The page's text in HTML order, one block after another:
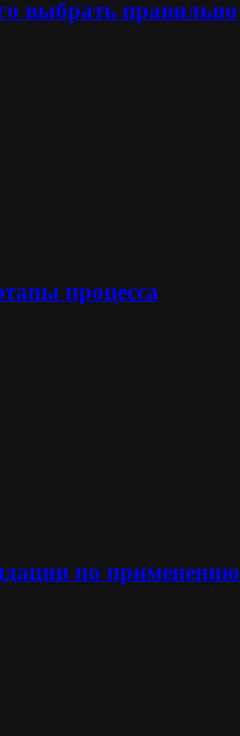
выбрать правильно
процесса
по применению